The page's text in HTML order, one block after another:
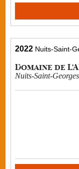
2022 Nuits-Saint-
Domaine de
Nuits-Saint-